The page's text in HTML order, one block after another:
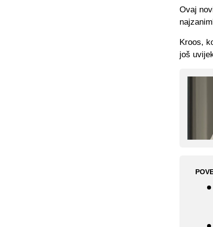
Ovaj
Kroos,
još